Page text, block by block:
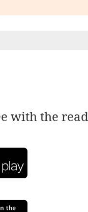
with the